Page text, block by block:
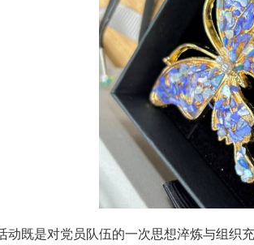
动既是对党员队伍的一次思想淬炼与组织